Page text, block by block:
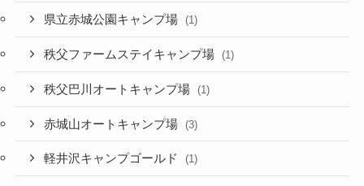
県立赤城公園キャンプ場 (1)
秩父ファームステイキャンプ場 (1)
秩父巴川オートキャンプ場 (1)
赤城山オートキャンプ場 (3)
軽井沢キャンプゴールド (1)